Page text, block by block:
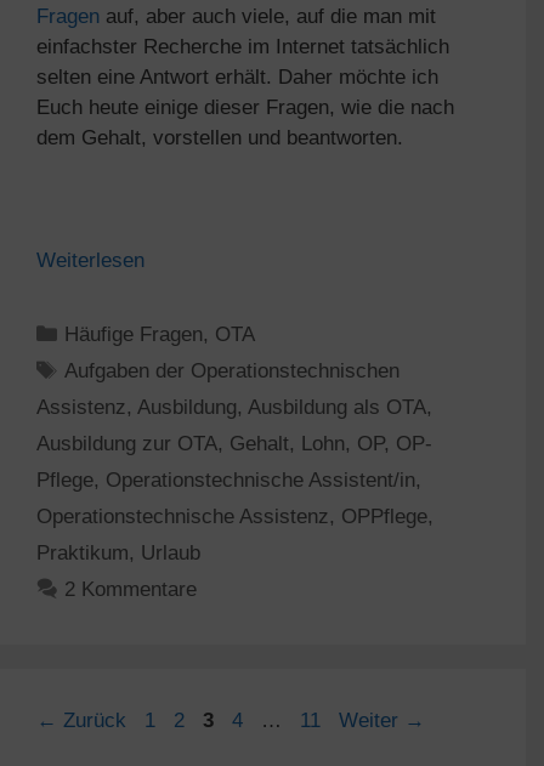
Fragen auf, aber auch viele, auf die man mit
einfachster Recherche im Internet tatsächlich
selten eine Antwort erhält. Daher möchte ich
Euch heute einige dieser Fragen, wie die nach
dem Gehalt, vorstellen und beantworten.
Weiterlesen
Kategorien
Häufige Fragen, OTA
Schlagwörter
Aufgaben der Operationstechnischen
Assistenz, Ausbildung, Ausbildung als OTA,
Ausbildung zur OTA, Gehalt, Lohn, OP, OP-
Pflege, Operationstechnische Assistent/in,
Operationstechnische Assistenz, OPPflege,
Praktikum, Urlaub
2 Kommentare
← Zurück Seite
1 Seite
2 Seite
3 Seite
4 … Seite
11 Weiter →